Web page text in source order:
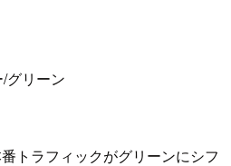
グリーン
トラフィックがグリーンにシフ